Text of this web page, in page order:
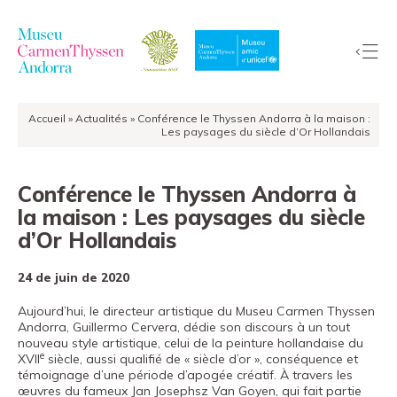
Accueil » Actualités » Conférence le Thyssen Andorra à la maison :
Les paysages du siècle d’Or Hollandais
Conférence le Thyssen Andorra à
la maison : Les paysages du siècle
d’Or Hollandais
24 de juin de 2020
Aujourd’hui, le directeur artistique du Museu Carmen Thyssen
Andorra, Guillermo Cervera, dédie son discours à un tout
nouveau style artistique, celui de la peinture hollandaise du
XVIIe siècle, aussi qualifié de « siècle d’or », conséquence et
témoignage d’une période d’apogée créatif. À travers les
œuvres du fameux Jan Josephsz Van Goyen, qui fait partie
La
Le
Musée
Expositions
EduCarmenThyssen
Activités
Actualités
Boutique